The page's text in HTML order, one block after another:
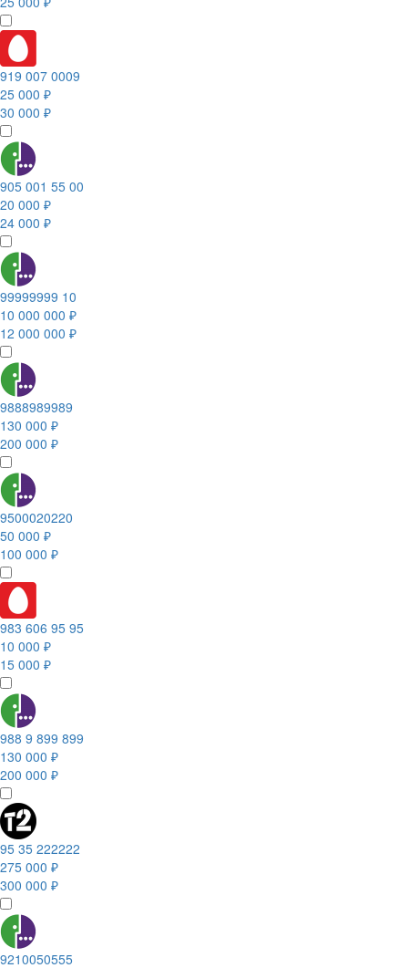
919 007 0009
25 000 ₽
30 000 ₽
905 001 55 00
20 000 ₽
24 000 ₽
99999999 10
10 000 000 ₽
12 000 000 ₽
9888989989
130 000 ₽
200 000 ₽
9500020220
50 000 ₽
100 000 ₽
983 606 95 95
10 000 ₽
15 000 ₽
988 9 899 899
130 000 ₽
200 000 ₽
95 35 222222
275 000 ₽
300 000 ₽
9210050555